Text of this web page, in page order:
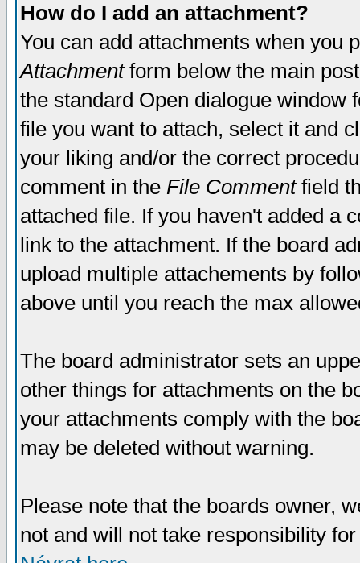
How do I add an attachment?
You can add attachments when you
Attachmentform below the main
the standard Open dialogue window
file you want to attach, select it and
your liking and/or the correct
comment in the File Commentfield
attached file. If you haven't added a
link to the attachment. If the board
upload multiple attachements by
above until you reach the max
The board administrator sets an
other things for attachments on the
your attachments comply with the
may be deleted without warning.
Please note that the boards owner,
not and will not take responsibility